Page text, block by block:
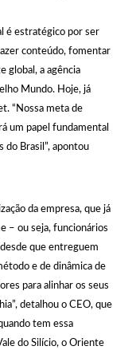
é estratégico por ser
conteúdo, fomentar
global, a agência
Mundo. Hoje, já
“Nossa meta de
um papel fundamental
do Brasil”, apontou
da empresa, que já
– ou seja, funcionários
que entreguem
e de dinâmica de
para alinhar os seus
detalhou o CEO, que
tem essa
do Silício, o Oriente